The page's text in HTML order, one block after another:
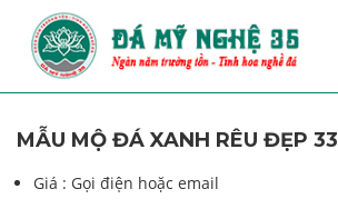
MẪU MỘ ĐÁ XANH RÊU ĐẸP 33
Giá : Gọi điện hoặc email